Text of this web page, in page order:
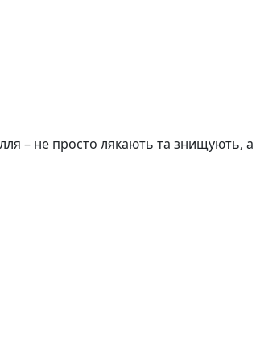
– не просто лякають та